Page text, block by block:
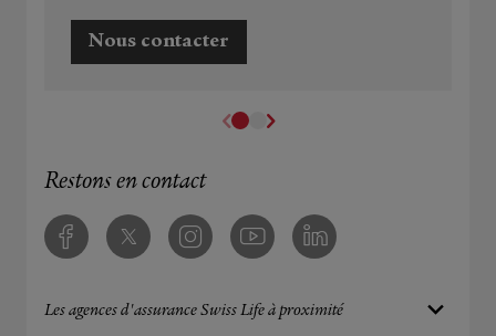
Nous contacter
Restons en contact
FacebookTwitter InstagramYoutube Linkedin
Les agences d'assurance Swiss Life à proximité